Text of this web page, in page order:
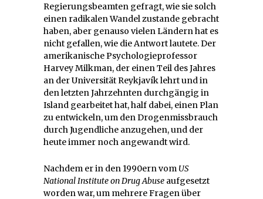
Regierungsbeamten gefragt, wie sie solch
einen radikalen Wandel zustande gebracht
haben, aber genauso vielen Ländern hat es
nicht gefallen, wie die Antwort lautete. Der
amerikanische Psychologieprofessor
Harvey Milkman, der einen Teil des Jahres
an der Universität Reykjavík lehrt und in
den letzten Jahrzehnten durchgängig in
Island gearbeitet hat, half dabei, einen Plan
zu entwickeln, um den Drogenmissbrauch
durch Jugendliche anzugehen, und der
heute immer noch angewandt wird.
Nachdem er in den 1990ern vom US
National Institute on Drug Abuse aufgesetzt
worden war, um mehrere Fragen über